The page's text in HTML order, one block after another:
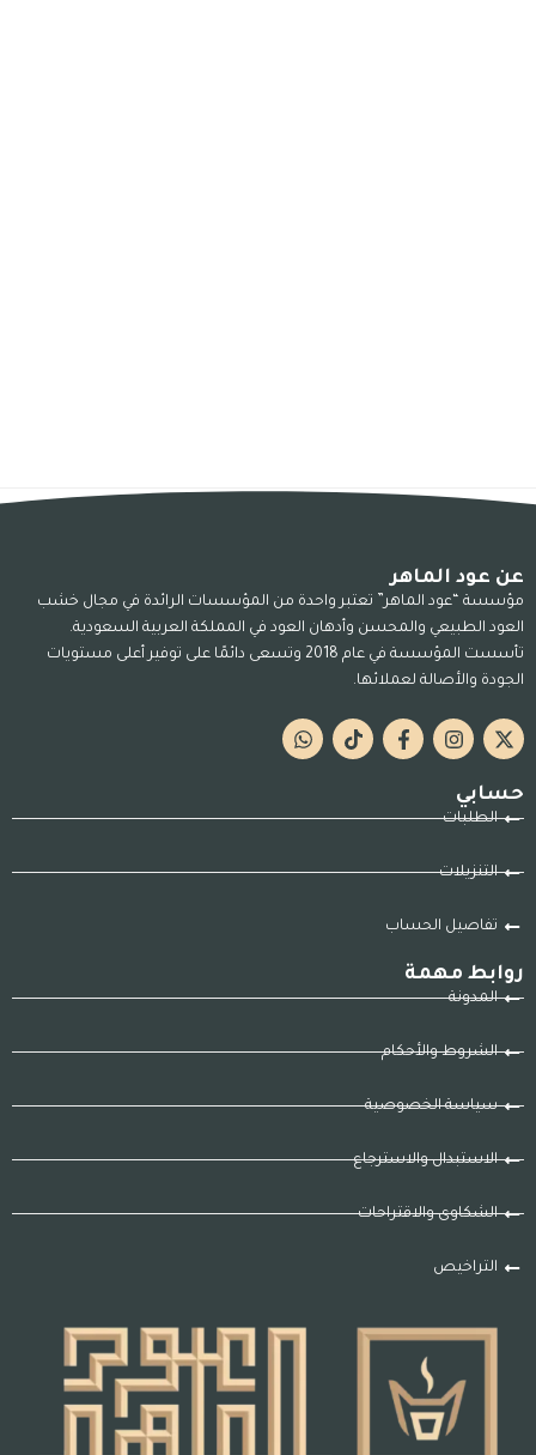
عن عود الماهر
مؤسسة “عود الماهر” تعتبر واحدة من المؤسسات الرائدة في مجال خشب
العود الطبيعي والمحسن وأدهان العود في المملكة العربية السعودية.
تأسست المؤسسة في عام 2018 وتسعى دائمًا على توفير أعلى مستويات
الجودة والأصالة لعملائها.
حسابي
الطلبات
التنزيلات
تفاصيل الحساب
روابط مهمة
المدونة
الشروط والأحكام
سياسة الخصوصية
الاستبدال والاسترجاع
الشكاوى والاقتراحات
التراخيص